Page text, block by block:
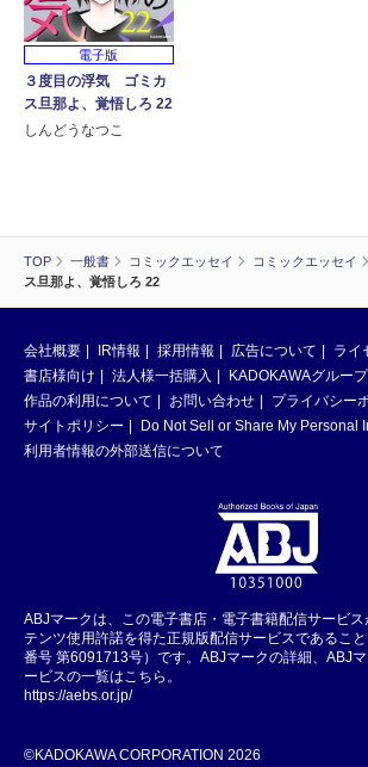
TOP 一般書 コミックエッセイ コミックエッセイ
ス旦那よ、覚悟しろ 22
電子版
３度目の浮気 ゴミカ
ス旦那よ、覚悟しろ 22
しんどうなつこ
会社概要 IR情報 採用情報 広告について
ライ
書店様向け
法人様一括購入
KADOKAWAグループ
作品の利用について
お問い合わせ
プライバシー
サイトポリシー
Do Not Sell or Share My Personal
利用者情報の外部送信について
ABJマークは、この電子書店・電子書籍配信サービ
テンツ使用許諾を得た正規版配信サービスであるこ
番号 第6091713号）です。ABJマークの詳細、ABJ
ービスの一覧はこちら。
https://aebs.or.jp/
©KADOKAWA CORPORATION 2026